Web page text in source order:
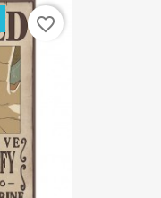
favorite_border